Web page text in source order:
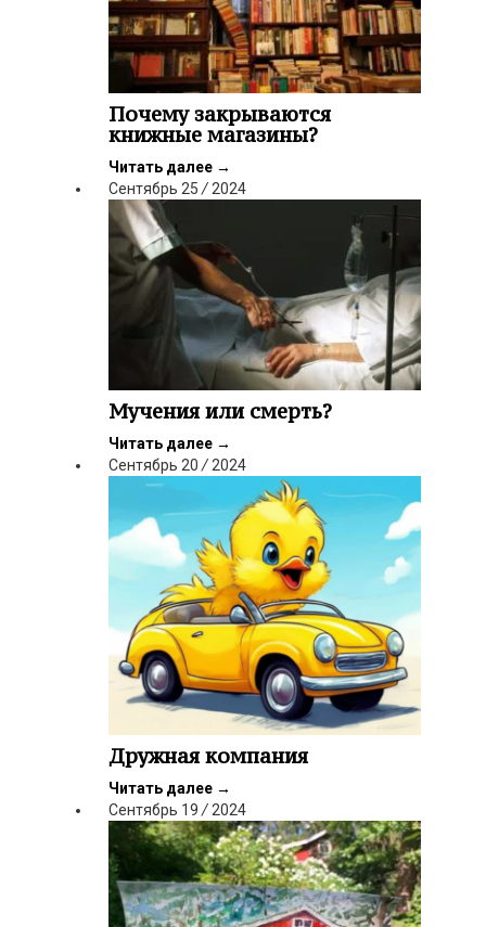
Почему закрываются
книжные магазины?
Читать далее →
Сентябрь 25 / 2024
Мучения или смерть?
Читать далее →
Сентябрь 20 / 2024
Дружная компания
Читать далее →
Сентябрь 19 / 2024